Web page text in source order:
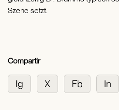
Szene setzt.
Compartir